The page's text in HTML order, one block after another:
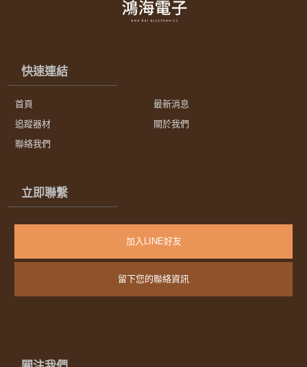
快速連結
首頁
最新消息
追蹤器材
關於我們
聯絡我們
立即聯繫
加入LINE好友
留下您的聯絡資訊